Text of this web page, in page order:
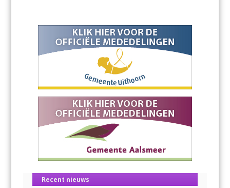
Recent nieuws